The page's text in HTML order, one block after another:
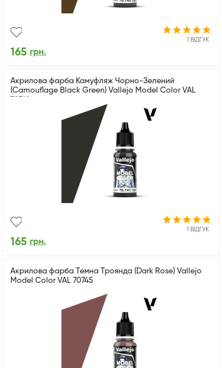
1 ВІДГУК
165 грн.
Акрилова фарба Камуфляж Чорно-Зелений
(Camouflage Black Green) Vallejo Model Color VAL
1 ВІДГУК
165 грн.
Акрилова фарба Темна Троянда (Dark Rose) Vallejo
Model Color VAL 70745